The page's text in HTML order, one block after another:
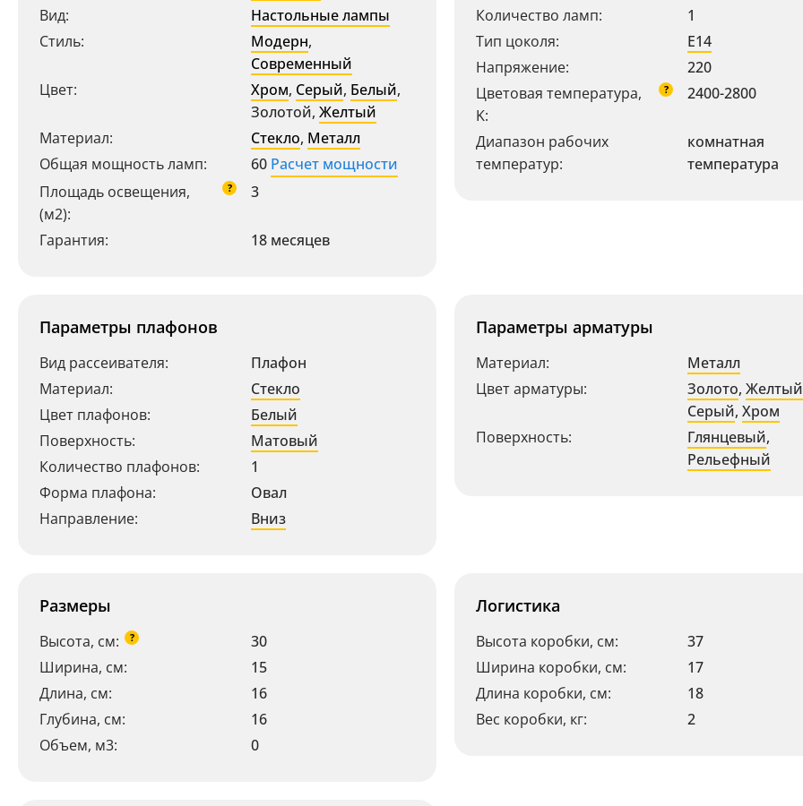
Ваш регион:
+7 (800) 775-63-32
Вид:
Настольные лампы
Стиль:
Модерн,
Современный
Цвет:
Хром, Серый, Белый,
Золотой, Желтый
Материал:
Стекло, Металл
Общая мощность ламп:
60 Расчет мощности
Площадь освещения,
(м2):
? 3
Гарантия: 18 месяцев
Количество ламп:
1
Тип цоколя:
E14
Напряжение:
220
Цветовая температура,
K:
? 2400-2800
Диапазон рабочих
температур:
комнатная
температура
Параметры плафонов
Вид рассеивателя:
Плафон
Материал:
Стекло
Цвет плафонов:
Белый
Поверхность:
Матовый
Количество плафонов:
1
Форма плафона:
Овал
Направление:
Вниз
Параметры арматуры
Материал:
Металл
Цвет арматуры:
Золото, Желтый
Серый, Хром
Поверхность:
Глянцевый,
Рельефный
Размеры
Высота, см: ?
30
Ширина, см:
15
Длина, см:
16
Глубина, см:
16
Объем, м3:
0
Логистика
Высота коробки, см:
37
Ширина коробки, см:
17
Длина коробки, см:
18
Вес коробки, кг:
2